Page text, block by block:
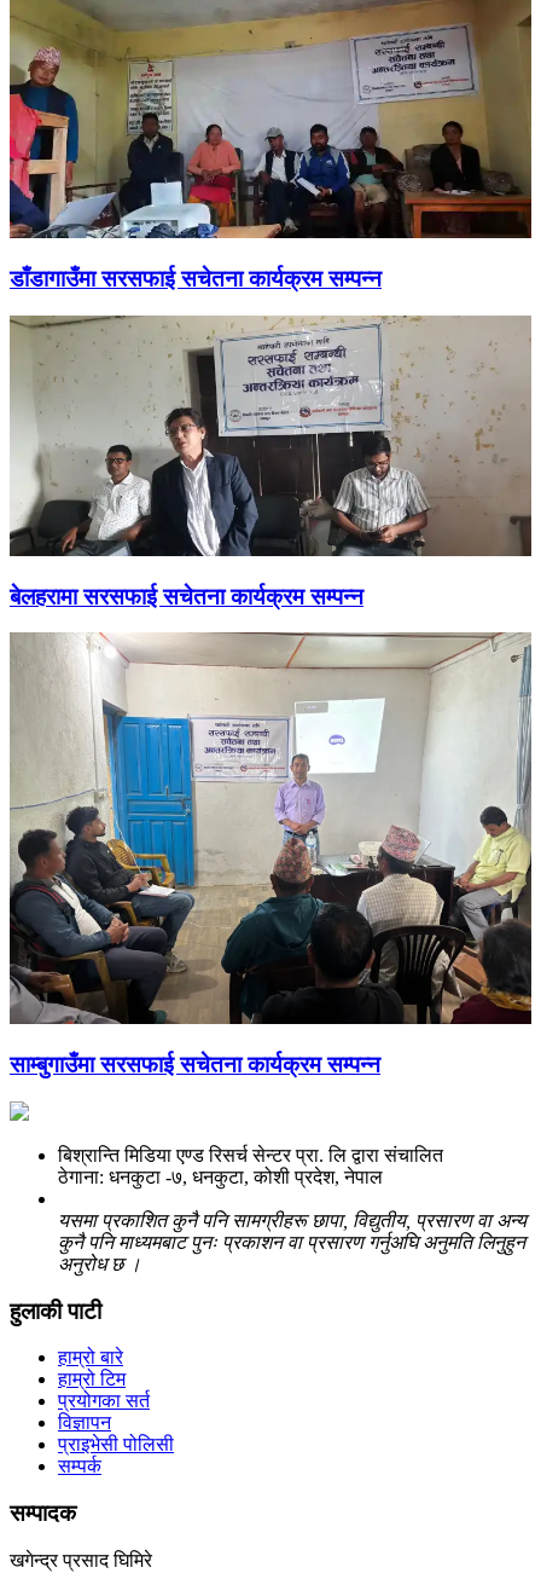
डाँडागाउँमा सरसफाई सचेतना कार्यक्रम सम्पन्न
बेलहरामा सरसफाई सचेतना कार्यक्रम सम्पन्न
साम्बुगाउँमा सरसफाई सचेतना कार्यक्रम सम्पन्न
बिश्रान्ति मिडिया एण्ड रिसर्च सेन्टर प्रा. लि द्वारा संचालित
ठेगाना: धनकुटा -७, धनकुटा, कोशी प्रदेश, नेपाल
यसमा प्रकाशित कुनै पनि सामग्रीहरू छापा, विद्युतीय, प्रसारण वा अन्य
कुनै पनि माध्यमबाट पुनः प्रकाशन वा प्रसारण गर्नुअघि अनुमति लिनुहुन
अनुरोध छ ।
हुलाकी पाटी
हाम्रो बारे
हाम्रो टिम
प्रयोगका सर्त
विज्ञापन
प्राइभेसी पोलिसी
सम्पर्क
सम्पादक
खगेन्द्र प्रसाद घिमिरे